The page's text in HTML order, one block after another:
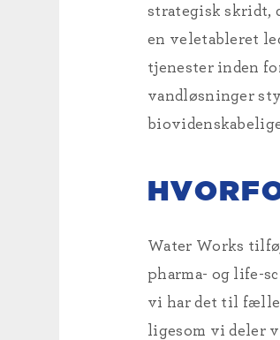
strategisk skridt,
en veletableret
tjenester inden
vandløsninger
Water Works
pharma- og life-
vi har det til
ligesom vi deler